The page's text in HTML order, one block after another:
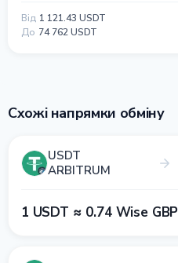
Від 1 121.43 USDT
До 74 762 USDT
Схожі напрямки обміну
USDT
ARBITRUM
1 USDT ≈ 0.74 Wise GBP